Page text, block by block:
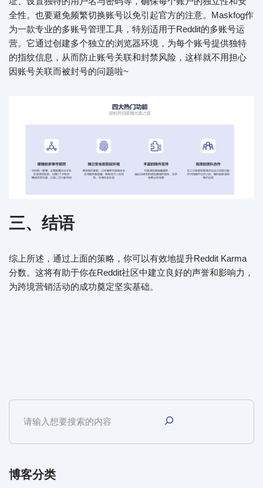
全性。也要避免频繁切换账号以免引起官方的注意。Maskfog作
为一款专业的多账号管理工具，特别适用于Reddit的多账号运
营。它通过创建多个独立的浏览器环境，为每个账号提供独特
的指纹信息，从而防止账号关联和封禁风险，这样就不用担心
因账号关联而被封号的问题啦~
三、结语
综上所述，通过上面的策略，你可以有效地提升Reddit Karma
分数。这将有助于你在Reddit社区中建立良好的声誉和影响力，
为跨境营销活动的成功奠定坚实基础。
博客分类